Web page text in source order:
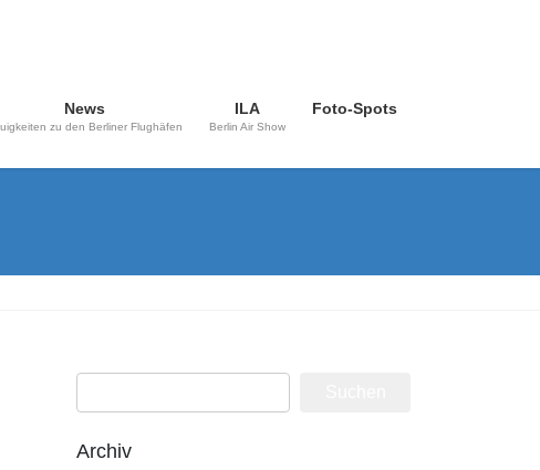
News
zu den Berliner Flughäfen
ILA
Berlin Air Show
Foto-Spots
nach:
Archiv